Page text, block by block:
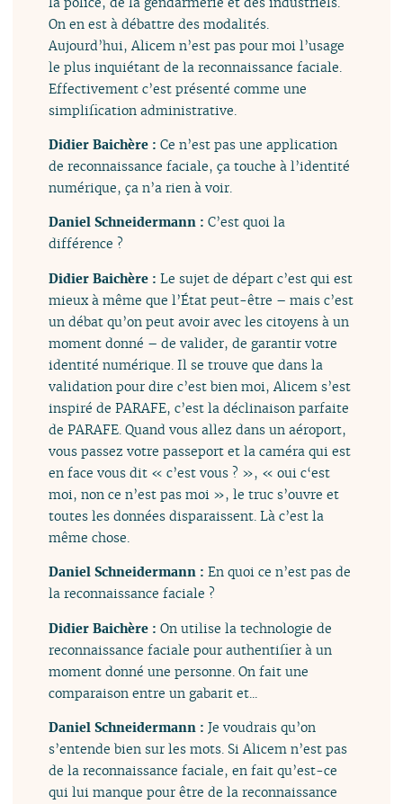
On en est à débattre des modalités.
Aujourd’hui, Alicem n’est pas pour moi l’usage
le plus inquiétant de la reconnaissance faciale.
Effectivement c’est présenté comme une
simplification administrative.
Didier Baichère :Ce n’est pas une application
de reconnaissance faciale, ça touche à l’identité
numérique, ça n’a rien à voir.
Daniel Schneidermann :C’est quoi la
différence ?
Didier Baichère :Le sujet de départ c’est qui est
mieux à même que l’État peut-être – mais c’est
un débat qu’on peut avoir avec les citoyens à un
moment donné – de valider, de garantir votre
identité numérique. Il se trouve que dans la
validation pour dire c’est bien moi, Alicem s’est
inspiré de PARAFE, c’est la déclinaison parfaite
de PARAFE. Quand vous allez dans un aéroport,
vous passez votre passeport et la caméra qui est
en face vous dit « c’est vous ? », « oui c‘est
moi, non ce n’est pas moi », le truc s’ouvre et
toutes les données disparaissent. Là c’est la
même chose.
Daniel Schneidermann :En quoi ce n’est pas de
la reconnaissance faciale ?
Didier Baichère :On utilise la technologie de
reconnaissance faciale pour authentifier à un
moment donné une personne. On fait une
comparaison entre un gabarit et...
Daniel Schneidermann :Je voudrais qu’on
s’entende bien sur les mots. Si Alicem n’est pas
de la reconnaissance faciale, en fait qu’est-ce
qui lui manque pour être de la reconnaissance